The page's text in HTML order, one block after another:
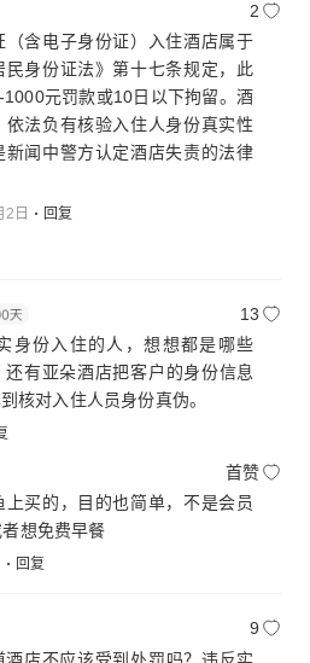
2
（含电子身份证）入住酒店属于
民身份证法》第十七条规定，此
元罚款或10日以下拘留。酒
依法负有核验入住人身份真实性
新闻中警方认定酒店失责的法律
2日 回复
13
身份入住的人，想想都是哪些
有亚朵酒店把客户的身份信息
核对入住人员身份真伪。
首赞
买的，目的也简单，不是会员
想免费早餐
回复
9
店不应该受到处罚吗？违反实